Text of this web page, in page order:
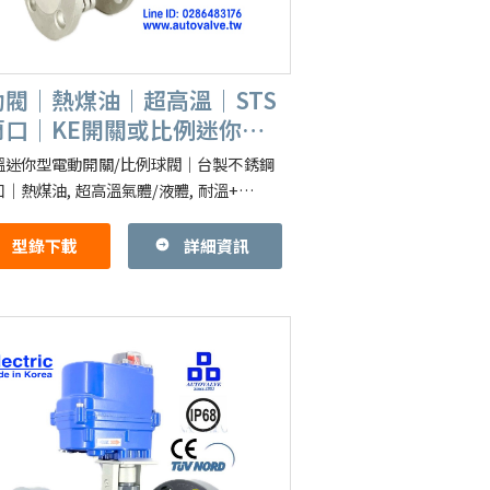
｜熱煤油｜超高溫｜STS
｜KE開關或比例迷你全
迷你型電動開關/比例球閥｜台製不銹鋼
｜熱煤油, 超高溫氣體/液體, 耐溫+
溫, 極高溫,
型錄下載 詳細資訊